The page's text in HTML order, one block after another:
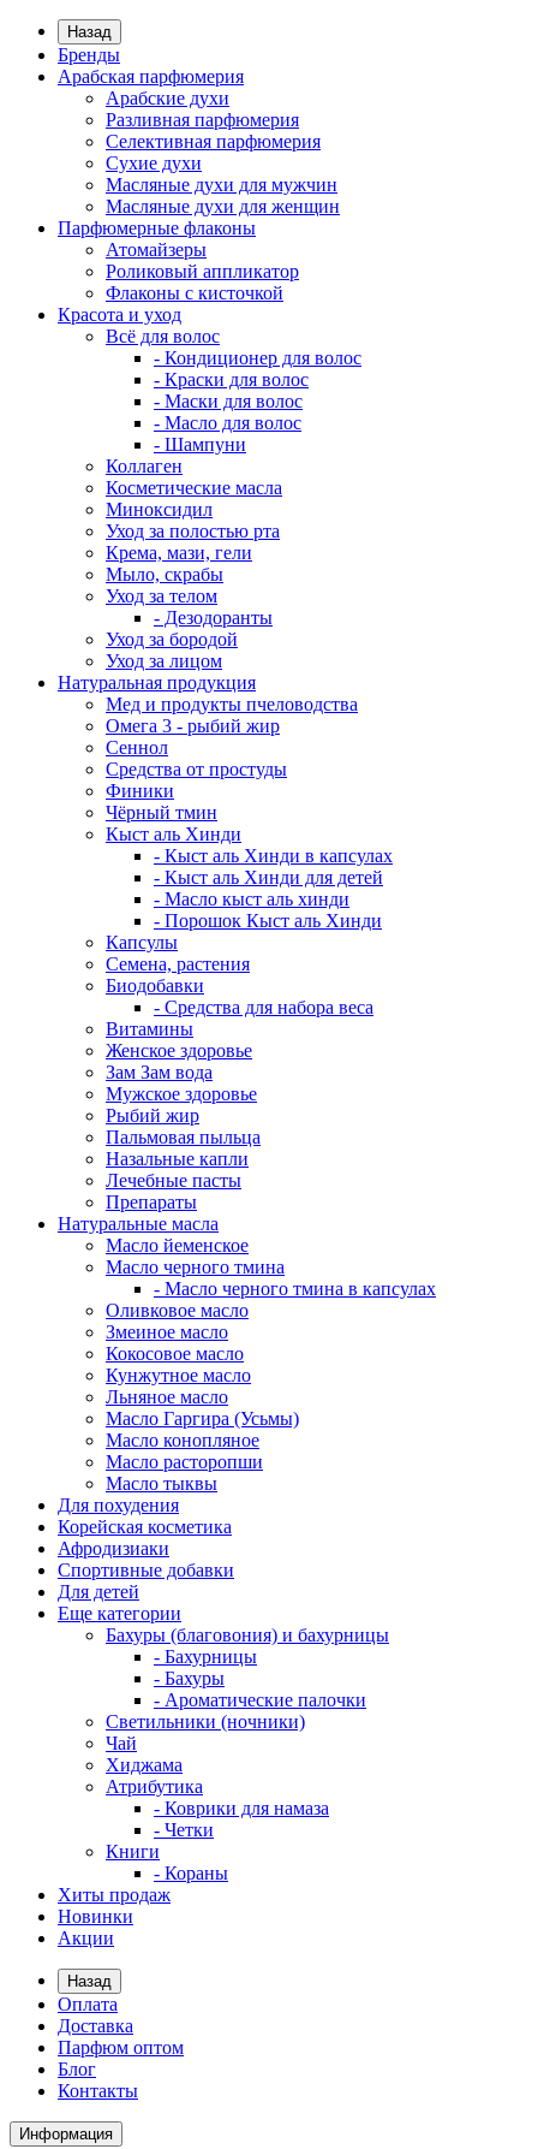
Назад
Бренды
Арабская парфюмерия
Арабские духи
Разливная парфюмерия
Селективная парфюмерия
Сухие духи
Масляные духи для мужчин
Масляные духи для женщин
Парфюмерные флаконы
Атомайзеры
Роликовый аппликатор
Флаконы с кисточкой
Красота и уход
Всё для волос
- Кондиционер для волос
- Краски для волос
- Маски для волос
- Масло для волос
- Шампуни
Коллаген
Косметические масла
Миноксидил
Уход за полостью рта
Крема, мази, гели
Мыло, скрабы
Уход за телом
- Дезодоранты
Уход за бородой
Уход за лицом
Натуральная продукция
Мед и продукты пчеловодства
Омега 3 - рыбий жир
Сеннол
Средства от простуды
Финики
Чёрный тмин
Кыст аль Хинди
- Кыст аль Хинди в капсулах
- Кыст аль Хинди для детей
- Масло кыст аль хинди
- Порошок Кыст аль Хинди
Капсулы
Семена, растения
Биодобавки
- Средства для набора веса
Витамины
Женское здоровье
Зам Зам вода
Мужское здоровье
Рыбий жир
Пальмовая пыльца
Назальные капли
Лечебные пасты
Препараты
Натуральные масла
Масло йеменское
Масло черного тмина
- Масло черного тмина в капсулах
Оливковое масло
Змеиное масло
Кокосовое масло
Кунжутное масло
Льняное масло
Масло Гаргира (Усьмы)
Масло конопляное
Масло расторопши
Масло тыквы
Для похудения
Корейская косметика
Афродизиаки
Спортивные добавки
Для детей
Еще категории
Бахуры (благовония) и бахурницы
- Бахурницы
- Бахуры
- Ароматические палочки
Светильники (ночники)
Чай
Хиджама
Атрибутика
- Коврики для намаза
- Четки
Книги
- Кораны
Хиты продаж
Новинки
Акции
Назад
Оплата
Доставка
Парфюм оптом
Блог
Контакты
Информация